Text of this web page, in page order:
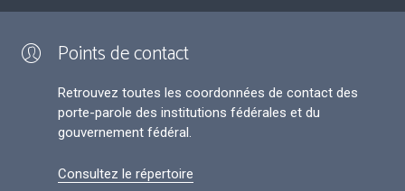
Points de contact
Retrouvez toutes les coordonnées de contact des
porte-parole des institutions fédérales et du
gouvernement fédéral.
Consultez le répertoire